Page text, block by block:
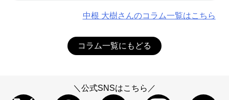
中根 大樹さんのコラム一覧はこちら
コラム一覧にもどる
＼公式SNSはこちら／